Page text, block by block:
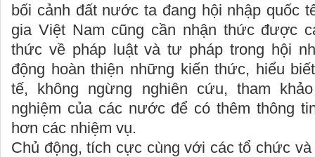
bối cảnh đất nước ta đang hội nhập quốc
gia Việt Nam cũng cần nhận thức được
thức về pháp luật và tư pháp trong hội
động hoàn thiện những kiến thức, hiểu
tế, không ngừng nghiên cứu, tham
nghiệm của các nước để có thêm thông
hơn các nhiệm vụ.
Chủ động, tích cực cùng với các tổ chức